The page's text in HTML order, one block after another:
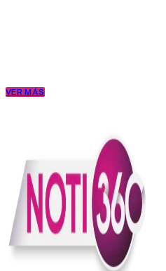
VER MÁS